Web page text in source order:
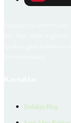
Emlakjet Blog